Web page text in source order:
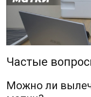
Частые
Можно ли